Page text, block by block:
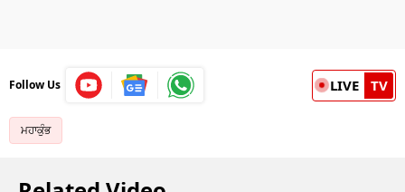
Follow Us LIVE TV
ਮਹਾਕੁੰਭ